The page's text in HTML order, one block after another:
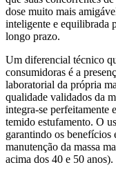
dose muito mais
inteligente e equilibrada
longo prazo.
Um diferencial técnico
consumidoras é a
laboratorial da própria
qualidade validados da
integra-se perfeitamente
temido estufamento. O
garantindo os benefícios
manutenção da massa
acima dos 40 e 50 anos).